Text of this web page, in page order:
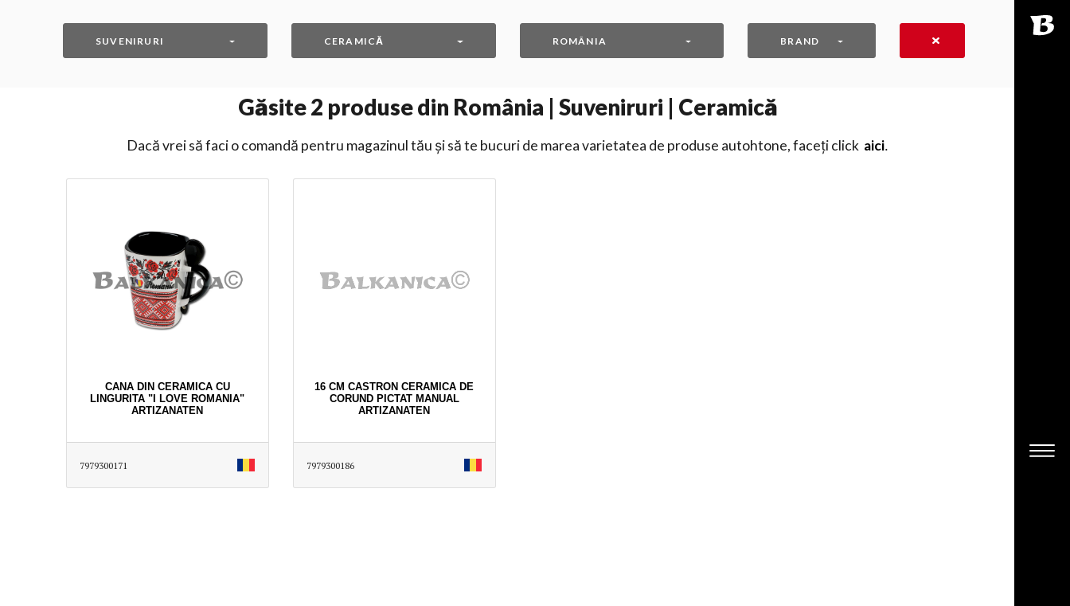
SUVENIRURI CERAMICĂ ROMÂNIA BRAND
Găsite2 produse din România | Suveniruri | Ceramică
Dacă vrei să faci o comandă pentru magazinul tău și să te bucuri de marea varietatea de produse autohtone, faceți click aici․
CANA DIN CERAMICA CU
LINGURITA "I LOVE ROMANIA"
ARTIZANATEN
7979300171
16 CM CASTRON CERAMICA DE
CORUND PICTAT MANUAL
ARTIZANATEN
7979300186